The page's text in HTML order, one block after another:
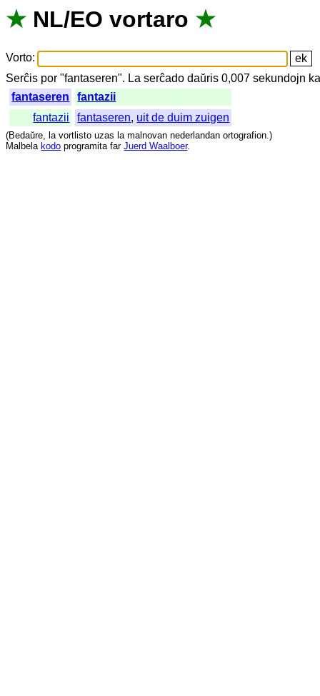
★ NL/EO vortaro ★
Vorto:
Serĉis por "fantaseren". La serĉado daŭris 0,007sekundojn
fantaseren
fantazii
fantazii
fantaseren, uit de duim zuigen
(Bedaŭre, la vortlisto uzas la malnovan nederlandan ortografion.)
Malbela kodo programita far Juerd Waalboer.